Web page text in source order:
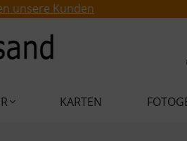
unsere Kunden
KARTEN